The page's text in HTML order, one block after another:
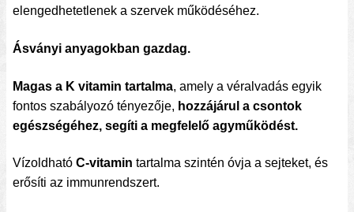
elengedhetetlenek a szervek működéséhez.
Ásványi anyagokban gazdag.
Magas a K vitamin tartalma, amely a véralvadás egyik
fontos szabályozó tényezője, hozzájárul a csontok
egészségéhez, segíti a megfelelő agyműködést.
Vízoldható C-vitamin tartalma szintén óvja a sejteket, és
erősíti az immunrendszert.